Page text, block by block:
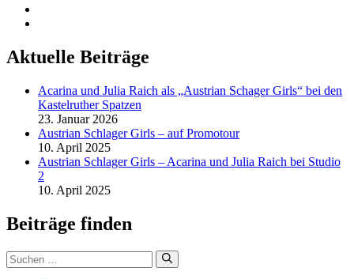
Aktuelle Beiträge
Acarina und Julia Raich als „Austrian Schager Girls“ bei den
Kastelruther Spatzen
23. Januar 2026
Austrian Schlager Girls – auf Promotour
10. April 2025
Austrian Schlager Girls – Acarina und Julia Raich bei Studio
2
10. April 2025
Beiträge finden
Suche
nach: